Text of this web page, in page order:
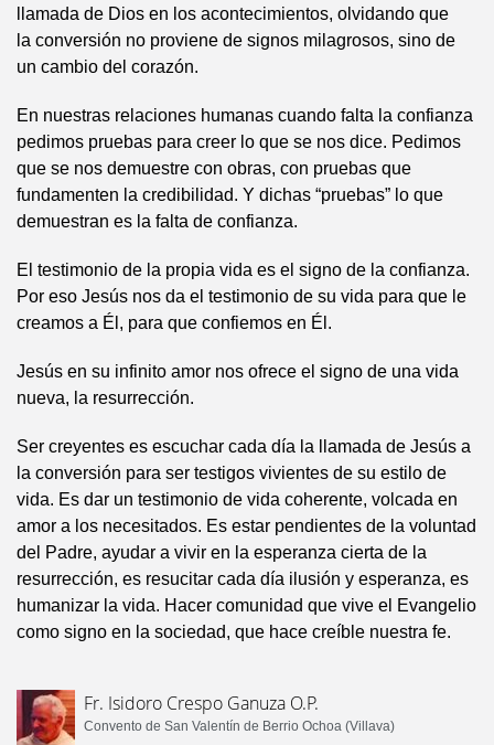
llamada de Dios en los acontecimientos, olvidando que
la conversión no proviene de signos milagrosos, sino de
un cambio del corazón.
En nuestras relaciones humanas cuando falta la confianza
pedimos pruebas para creer lo que se nos dice. Pedimos
que se nos demuestre con obras, con pruebas que
fundamenten la credibilidad. Y dichas “pruebas” lo que
demuestran es la falta de confianza.
El testimonio de la propia vida es el signo de la confianza.
Por eso Jesús nos da el testimonio de su vida para que le
creamos a Él, para que confiemos en Él.
Jesús en su infinito amor nos ofrece el signo de una vida
nueva, la resurrección.
Ser creyentes es escuchar cada día la llamada de Jesús a
la conversión para ser testigos vivientes de su estilo de
vida. Es dar un testimonio de vida coherente, volcada en
amor a los necesitados. Es estar pendientes de la voluntad
del Padre, ayudar a vivir en la esperanza cierta de la
resurrección, es resucitar cada día ilusión y esperanza, es
humanizar la vida. Hacer comunidad que vive el Evangelio
como signo en la sociedad, que hace creíble nuestra fe.
Fr. Isidoro Crespo Ganuza O.P.
Convento de San Valentín de Berrio Ochoa (Villava)